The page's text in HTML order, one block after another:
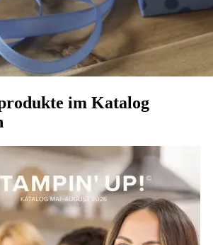
im Katalog